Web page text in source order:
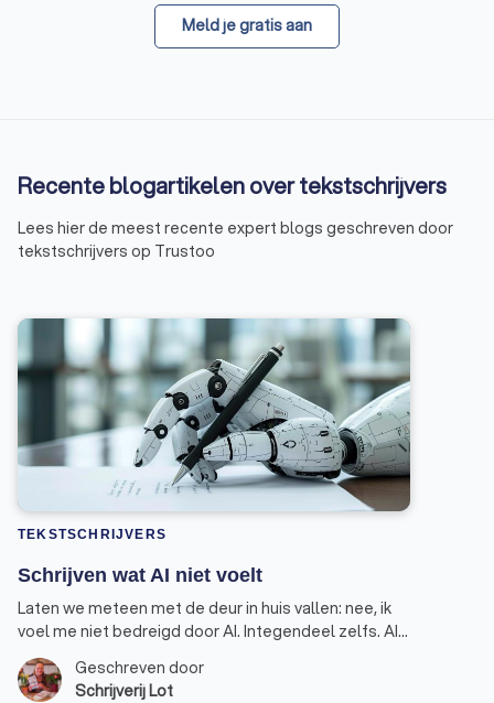
Meld je gratis aan
Recente blogartikelen over tekstschrijvers
Lees hier de meest recente expert blogs geschreven door
tekstschrijvers op Trustoo
TEKSTSCHRIJVERS
Schrijven wat AI niet voelt
Laten we meteen met de deur in huis vallen: nee, ik
voel me niet bedreigd door AI. Integendeel zelfs. AI
is een handige assistent geworden in mijn werk als
schrijver, maar geen vervanger. Dat is een belangrijk
Geschreven door
Schrijverij Lot